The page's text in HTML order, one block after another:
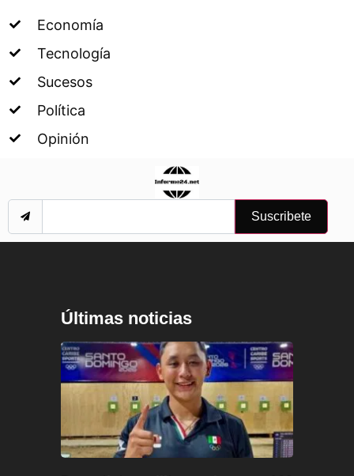
Economía
Tecnología
Sucesos
Política
Opinión
Suscribete
Últimas noticias